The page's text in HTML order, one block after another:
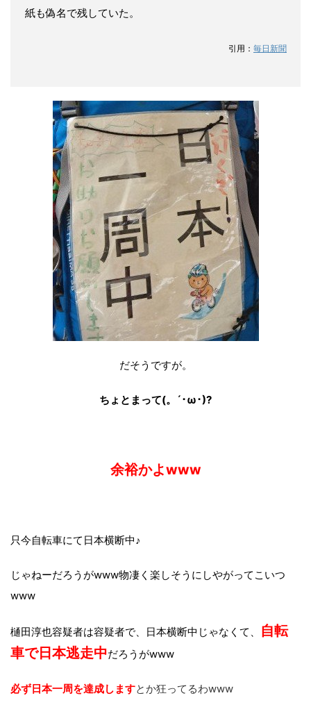
紙も偽名で残していた。
引用： 毎日新聞
だそうですが。
ちょとまって(。´･ω･)?
余裕かよwww
只今自転車にて日本横断中♪
じゃねーだろうがwww物凄く楽しそうにしやがってこいつ
www
樋田淳也容疑者は容疑者で、日本横断中じゃなくて、
自転
車で日本逃走中だろうがwww
必ず日本一周を達成しますとか狂ってるわwww